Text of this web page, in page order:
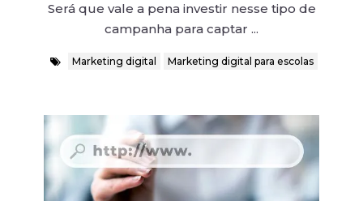
Será que vale a pena investir nesse tipo de
campanha para captar ...
Marketing digital Marketing digital para escolas